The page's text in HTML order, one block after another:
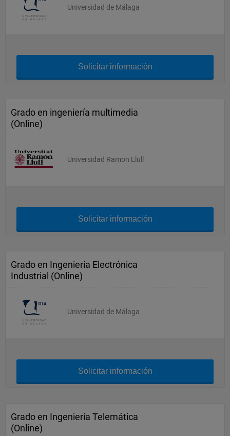
Universidad de Málaga
Solicitar información
Grado en ingeniería multimedia
(Online)
Universidad Ramon Llull
Solicitar información
Grado en Ingeniería Electrónica
Industrial (Online)
Universidad de Málaga
Solicitar información
Grado en Ingeniería Telemática
(Online)